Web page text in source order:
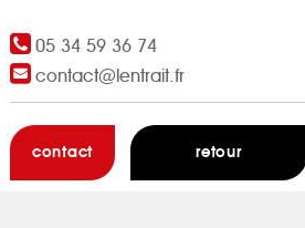
05 34 59 36 74
contact@lentrait.fr
contact retour